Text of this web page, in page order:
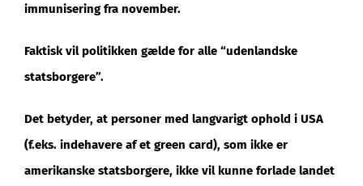
immunisering fra november.
Faktisk vil politikken gælde for alle “udenlandske
statsborgere”.
Det betyder, at personer med langvarigt ophold i USA
(f.eks. indehavere af et green card), som ikke er
amerikanske statsborgere, ikke vil kunne forlade landet